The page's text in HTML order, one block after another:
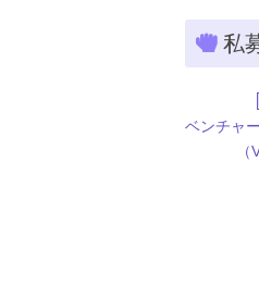
私
ベンチャ
（